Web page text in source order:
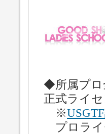
◆所属プロ
正式ライ
※
プロライ